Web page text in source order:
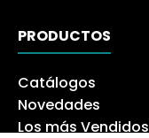
PRODUCTOS
Catálogos
Novedades
Los más Vendidos